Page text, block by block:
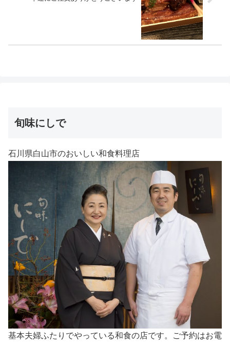
旬味にしで
石川県白山市のおいしい和食料理店
基本夫婦ふたりでやっている和食の店です。ご予約はお電